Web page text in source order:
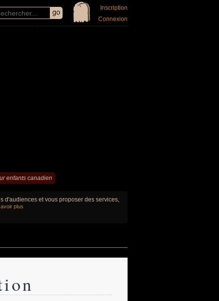
Inscription
Connexion
enfants canadien
d'audiences et vous proposer des services,
plus